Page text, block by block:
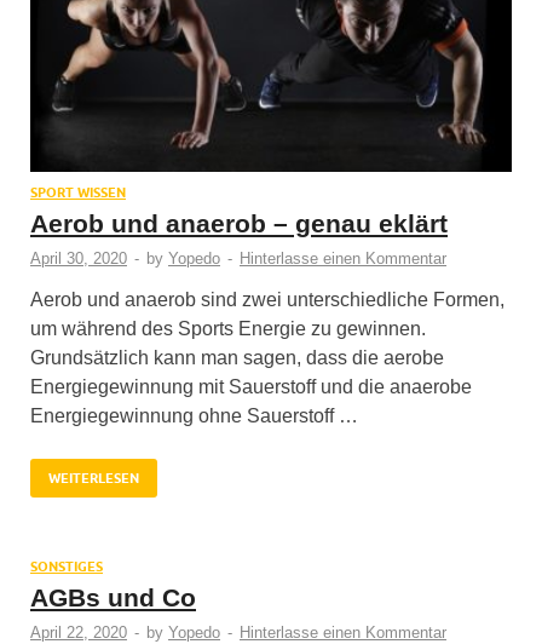
SPORT WISSEN
Aerob und anaerob – genau eklärt
April 30, 2020 - by Yopedo - Hinterlasse einen Kommentar
Aerob und anaerob sind zwei unterschiedliche Formen,
um während des Sports Energie zu gewinnen.
Grundsätzlich kann man sagen, dass die aerobe
Energiegewinnung mit Sauerstoff und die anaerobe
Energiegewinnung ohne Sauerstoff …
WEITERLESEN
SONSTIGES
AGBs und Co
April 22, 2020 - by Yopedo - Hinterlasse einen Kommentar